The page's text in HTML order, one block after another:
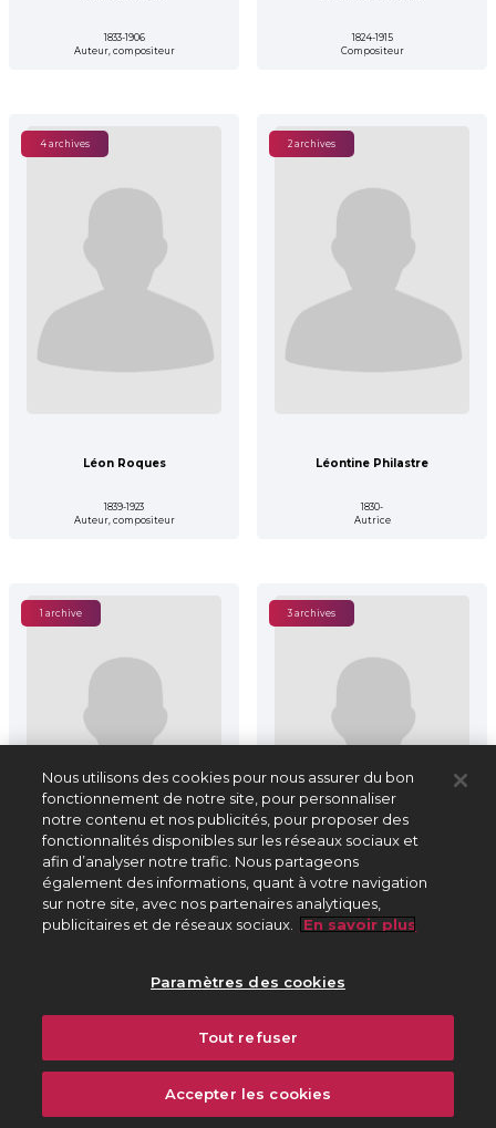
1833-1906
Auteur, compositeur
1824-1915
Compositeur
4 archives
Léon Roques
1839-1923
Auteur, compositeur
2 archives
Léontine Philastre
1830-
Autrice
1 archive
Loïsa Puget
Compositrice
3 archives
Louis Clapisson
Compositeur
Nous utilisons des cookies pour nous assurer du bon
fonctionnement de notre site, pour personnaliser
notre contenu et nos publicités, pour proposer des
fonctionnalités disponibles sur les réseaux sociaux et
afin d’analyser notre trafic. Nous partageons
également des informations, quant à votre navigation
sur notre site, avec nos partenaires analytiques,
publicitaires et de réseaux sociaux.
En savoir plus
Paramètres des cookies
Tout refuser
Accepter les cookies